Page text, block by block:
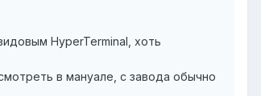
HyperTerminal, хоть
в мануале, с завода обычно